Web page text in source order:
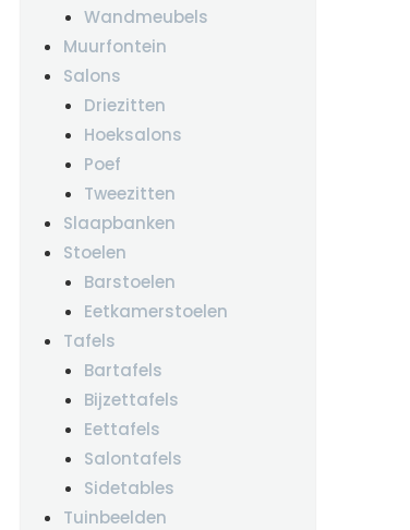
Wandmeubels
Muurfontein
Salons
Driezitten
Hoeksalons
Poef
Tweezitten
Slaapbanken
Stoelen
Barstoelen
Eetkamerstoelen
Tafels
Bartafels
Bijzettafels
Eettafels
Salontafels
Sidetables
Tuinbeelden